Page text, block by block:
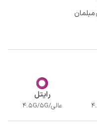
مبلمان
رایتل
عالی/4.5G/5G